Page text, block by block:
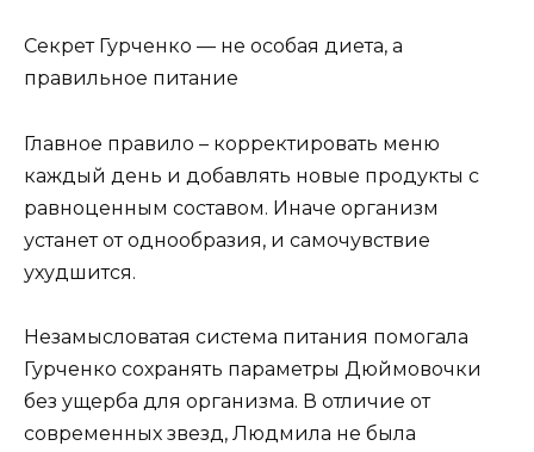
Секрет Гурченко — не особая диета, а
правильное питание
Главное правило – корректировать меню
каждый день и добавлять новые продукты с
равноценным составом. Иначе организм
устанет от однообразия, и самочувствие
ухудшится.
Незамысловатая система питания помогала
Гурченко сохранять параметры Дюймовочки
без ущерба для организма. В отличие от
современных звезд, Людмила не была